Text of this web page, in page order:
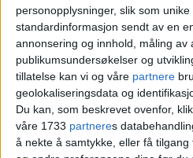
personopplysninger, slik som
standardinformasjon sendt av en
annonsering og innhold, måling av
publikumsundersøkelser og
tillatelse kan vi og våre partnere
geolokaliseringsdata og
Du kan, som beskrevet ovenfor,
våre 1733 partneres
å nekte å samtykke, eller få
Oslo. I
bystyret, er det satt
milliarder kroner til
kalt SL-18.